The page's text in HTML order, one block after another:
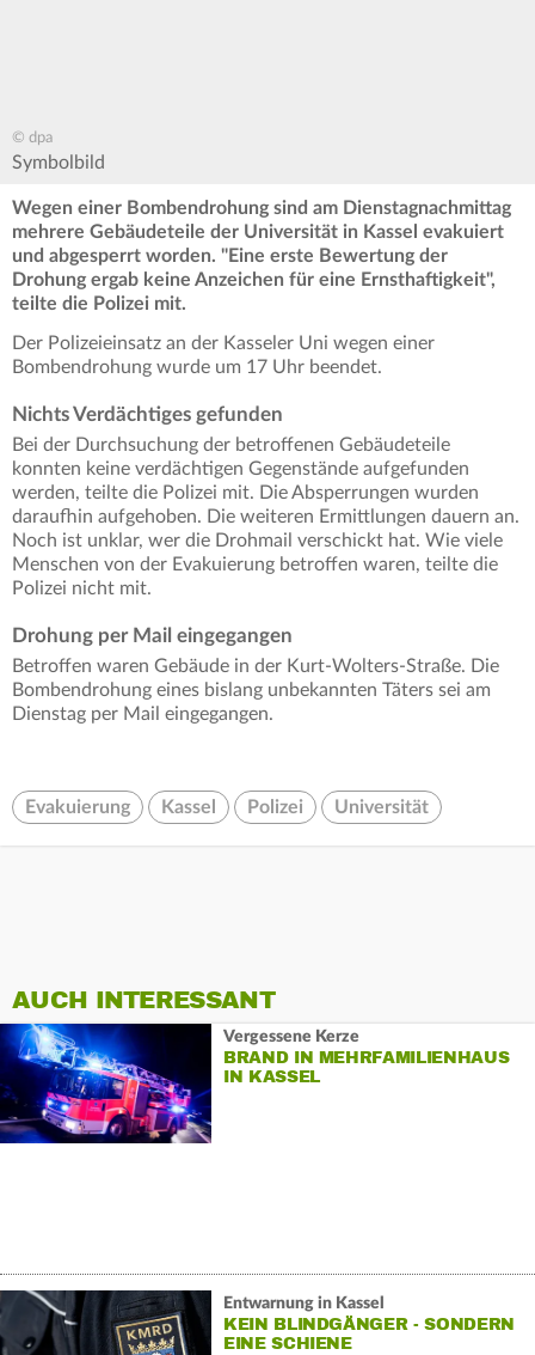
© dpa
Symbolbild
Wegen einer Bombendrohung sind am Dienstagnachmittag
mehrere Gebäudeteile der Universität in Kassel evakuiert
und abgesperrt worden. "Eine erste Bewertung der
Drohung ergab keine Anzeichen für eine Ernsthaftigkeit",
teilte die Polizei mit.
Der Polizeieinsatz an der Kasseler Uni wegen einer
Bombendrohung wurde um 17 Uhr beendet.
Nichts Verdächtiges gefunden
Bei der Durchsuchung der betroffenen Gebäudeteile
konnten keine verdächtigen Gegenstände aufgefunden
werden, teilte die Polizei mit. Die Absperrungen wurden
daraufhin aufgehoben. Die weiteren Ermittlungen dauern an.
Noch ist unklar, wer die Drohmail verschickt hat. Wie viele
Menschen von der Evakuierung betroffen waren, teilte die
Polizei nicht mit.
Drohung per Mail eingegangen
Betroffen waren Gebäude in der Kurt-Wolters-Straße. Die
Bombendrohung eines bislang unbekannten Täters sei am
Dienstag per Mail eingegangen.
Evakuierung Kassel Polizei Universität
AUCH INTERESSANT
Vergessene Kerze
BRAND IN MEHRFAMILIENHAUS
IN KASSEL
Entwarnung in Kassel
KEIN BLINDGÄNGER - SONDERN
EINE SCHIENE